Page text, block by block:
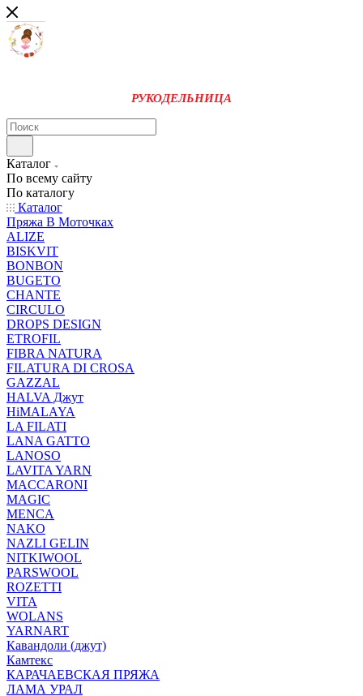
РУКОДЕЛЬНИЦА
Каталог
По всему сайту
По каталогу
Каталог
Пряжа В Моточках
ALIZE
BISKVIT
BONBON
BUGETO
CHANTE
CIRCULO
DROPS DESIGN
ETROFIL
FIBRA NATURA
FILATURA DI CROSA
GAZZAL
HALVA Джут
HiMALAYA
LA FILATI
LANA GATTO
LANOSO
LAVITA YARN
MACCARONI
MAGIC
MENCA
NAKO
NAZLI GELIN
NITKIWOOL
PARSWOOL
ROZETTI
VITA
WOLANS
YARNART
Кавандоли (джут)
Камтекс
КАРАЧАЕВСКАЯ ПРЯЖА
ЛАМА УРАЛ